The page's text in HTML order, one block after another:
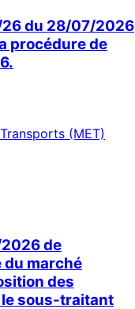
26 du 28/07/2026
procédure de
(MET)
2026 de
du marché
des
sous-traitant